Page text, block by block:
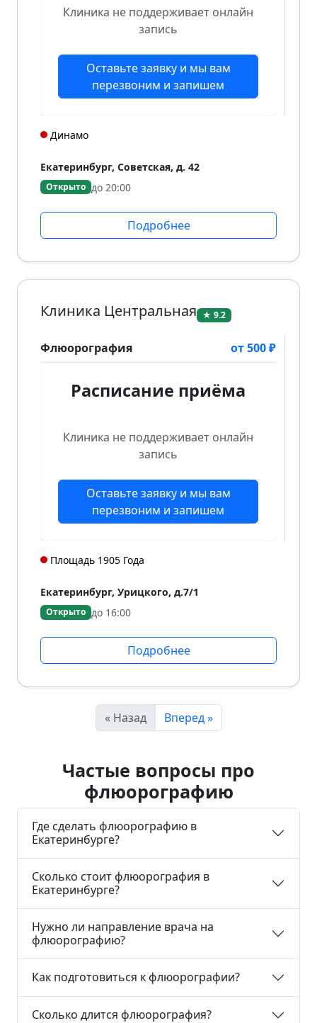
Клиника не поддерживает онлайн
запись
Оставьте заявку и мы вам
перезвоним и запишем
Динамо
Екатеринбург, Советская, д. 42
Открыто до 20:00
Подробнее
Клиника Центральная ★ 9.2
Флюорография от 500 ₽
Расписание приёма
Клиника не поддерживает онлайн
запись
Оставьте заявку и мы вам
перезвоним и запишем
Площадь 1905 Года
Екатеринбург, Урицкого, д.7/1
Открыто до 16:00
Подробнее
« Назад Вперед »
Частые вопросы про
флюорографию
Где сделать флюорографию в
Екатеринбурге?
Сколько стоит флюорография в
Екатеринбурге?
Нужно ли направление врача на
флюорографию?
Как подготовиться к флюорографии?
Сколько длится флюорография?